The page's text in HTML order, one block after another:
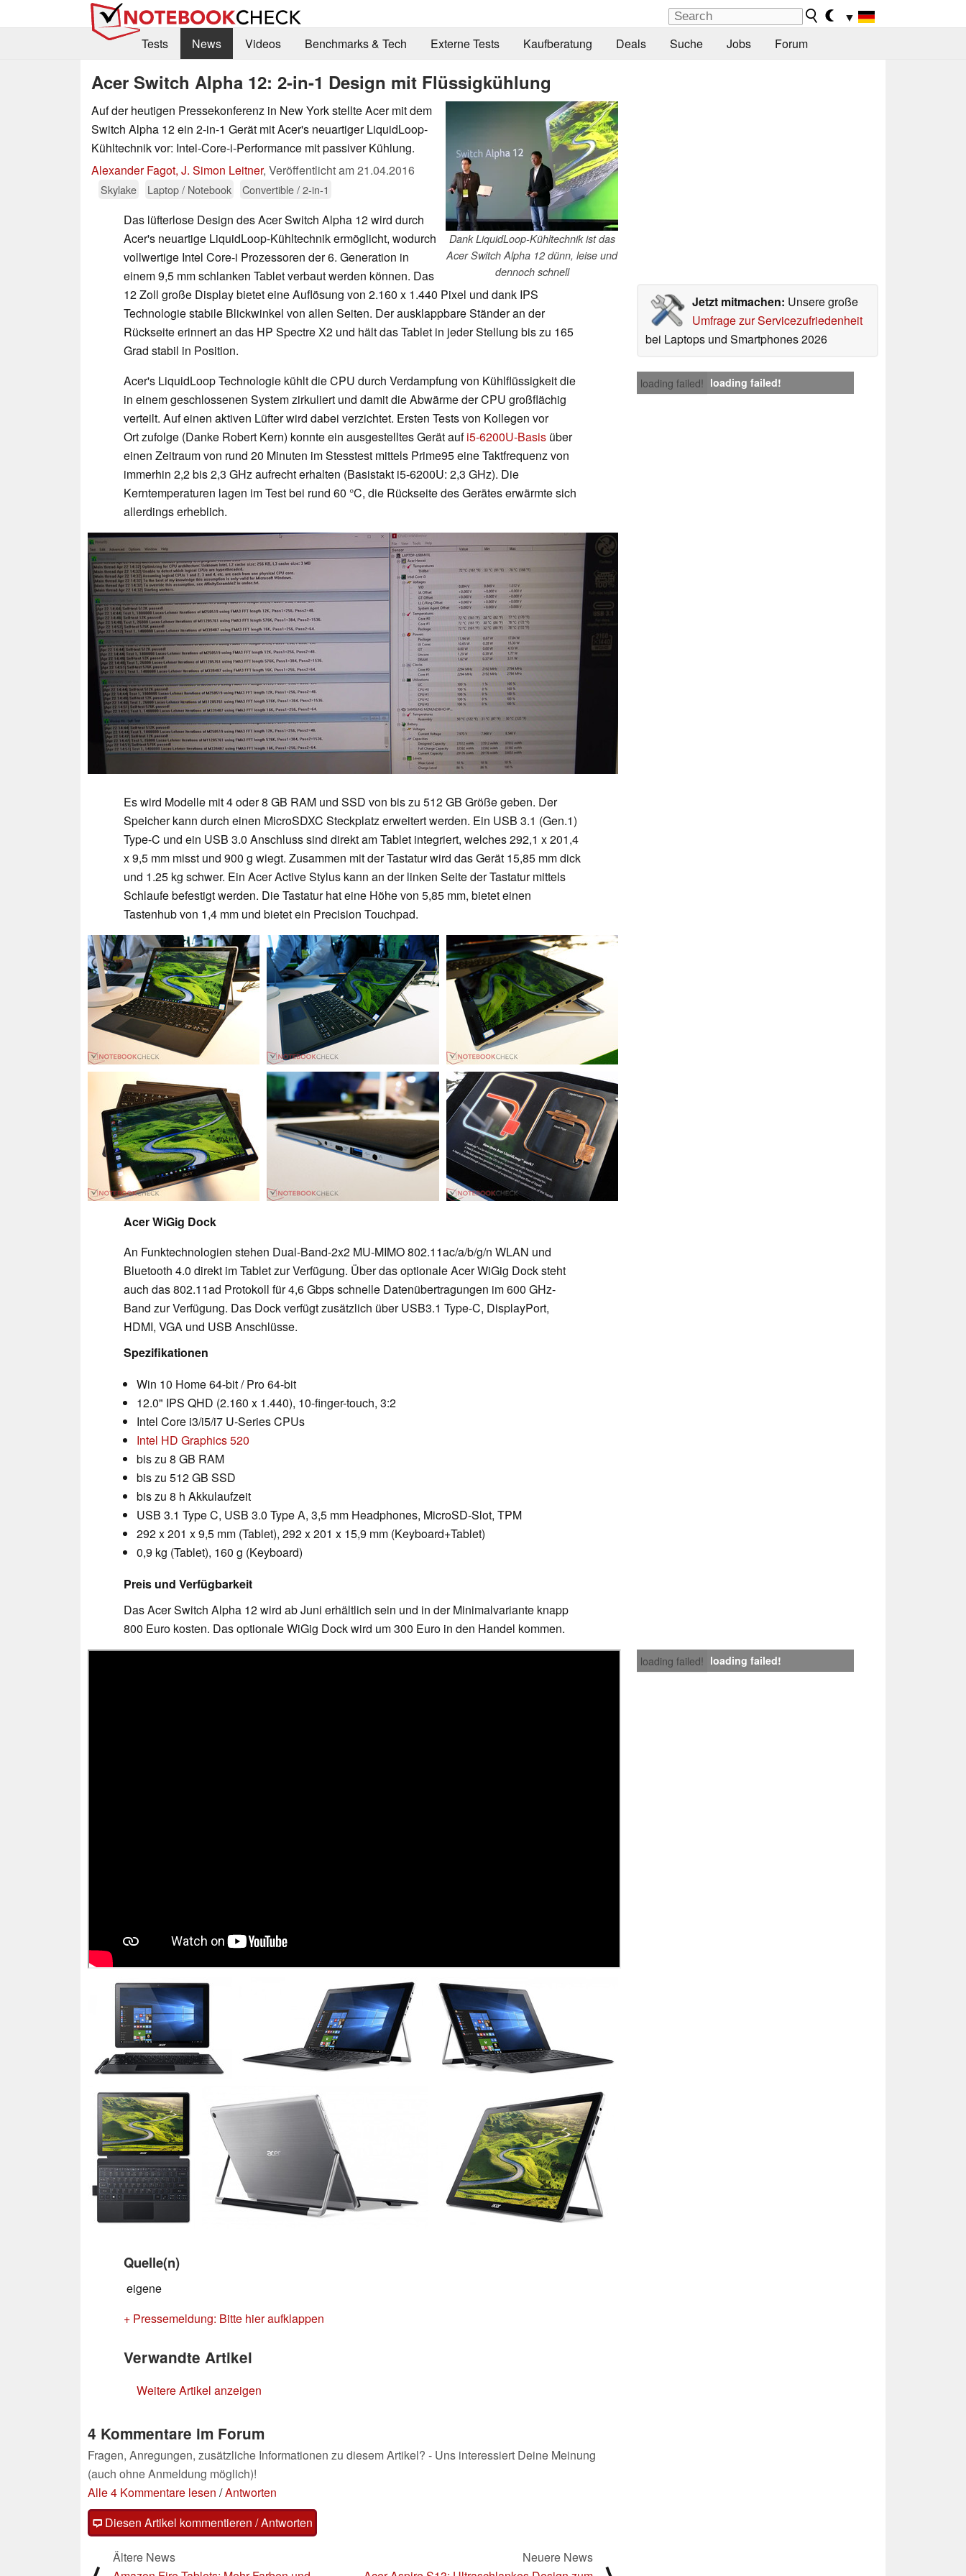
▼
Tests
News Videos Benchmarks & Tech Externe Tests Kaufberatung Deals Suche Jobs Forum
Acer Switch Alpha 12: 2-in-1 Design mit Flüssigkühlung
Dank LiquidLoop-Kühltechnik ist das
Acer Switch Alpha 12 dünn, leise und
dennoch schnell
Auf der heutigen Pressekonferenz in New York stellte Acer mit dem
Switch Alpha 12 ein 2-in-1 Gerät mit Acer's neuartiger LiquidLoop-
Kühltechnik vor: Intel-Core-i-Performance mit passiver Kühlung.
Alexander Fagot, J. Simon Leitner, Veröffentlicht am21.04.2016
Skylake Laptop / Notebook Convertible / 2-in-1
Jetzt mitmachen: Unsere große
Umfrage zur Servicezufriedenheit
bei Laptops und Smartphones 2026
Das lüfterlose Design des Acer Switch Alpha 12 wird durch
Acer's neuartige LiquidLoop-Kühltechnik ermöglicht, wodurch
vollwertige Intel Core-i Prozessoren der 6. Generation in
einem 9,5 mm schlanken Tablet verbaut werden können. Das
12 Zoll große Display bietet eine Auflösung von 2.160 x 1.440 Pixel und dank IPS
Technologie stabile Blickwinkel von allen Seiten. Der ausklappbare Ständer an der
Rückseite erinnert an das HP Spectre X2 und hält das Tablet in jeder Stellung bis zu 165
Grad stabil in Position.
loading failed! loading failed!
Acer's LiquidLoop Technologie kühlt die CPU durch Verdampfung von Kühlflüssigkeit die
in einem geschlossenen System zirkuliert und damit die Abwärme der CPU großflächig
verteilt. Auf einen aktiven Lüfter wird dabei verzichtet. Ersten Tests von Kollegen vor
Ortzufolge (Danke Robert Kern) konnte ein ausgestelltes Gerät aufi5-6200U-Basis über
einen Zeitraum von rund 20 Minuten im Stesstest mittels Prime95 eine Taktfrequenz von
immerhin 2,2 bis 2,3 GHz aufrecht erhalten (Basistakt i5-6200U: 2,3 GHz). Die
Kerntemperaturen lagen im Test bei rund 60 °C, die Rückseite des Gerätes erwärmte sich
allerdings erheblich.
Es wird Modelle mit 4 oder 8 GB RAM und SSD von bis zu 512 GB Größe geben. Der
Speicher kann durch einen MicroSDXC Steckplatz erweitert werden. Ein USB 3.1 (Gen.1)
Type-C und ein USB 3.0 Anschluss sind direkt am Tablet integriert, welches 292,1 x 201,4
x 9,5 mm misst und 900 g wiegt. Zusammen mit der Tastatur wird das Gerät 15,85 mm dick
und 1.25 kg schwer. Ein Acer Active Stylus kann an der linken Seite der Tastatur mittels
Schlaufe befestigt werden. Die Tastatur hat eine Höhe von 5,85 mm, bietet einen
Tastenhub von 1,4 mm und bietet ein Precision Touchpad.
Acer WiGig Dock
An Funktechnologien stehen Dual-Band-2x2 MU-MIMO 802.11ac/a/b/g/n WLAN und
Bluetooth 4.0 direkt im Tablet zur Verfügung. Über das optionale Acer WiGig Dock steht
auch das 802.11ad Protokoll für 4,6 Gbps schnelle Datenübertragungen im 600 GHz-
Band zur Verfügung. Das Dock verfügt zusätzlich über USB3.1 Type-C, DisplayPort,
HDMI, VGA und USB Anschlüsse.
Spezifikationen
Win 10 Home 64-bit / Pro 64-bit
12.0" IPS QHD (2.160 x 1.440), 10-finger-touch, 3:2
Intel Core i3/i5/i7 U-Series CPUs
Intel HD Graphics 520
bis zu 8 GB RAM
bis zu 512 GB SSD
bis zu 8 h Akkulaufzeit
USB 3.1 Type C, USB 3.0 Type A, 3,5 mm Headphones, MicroSD-Slot, TPM
292 x 201 x 9,5 mm (Tablet), 292 x 201 x 15,9 mm (Keyboard+Tablet)
0,9 kg (Tablet), 160 g (Keyboard)
Preis und Verfügbarkeit
Das Acer Switch Alpha 12 wird ab Juni erhältlich sein und in der Minimalvariante knapp
800 Euro kosten. Das optionale WiGig Dock wird um 300 Euro in den Handel kommen.
loading failed! loading failed!
Quelle(n)
eigene
+ Pressemeldung: Bitte hier aufklappen
Verwandte Artikel
Weitere Artikel anzeigen
4 Kommentare im Forum
Fragen, Anregungen, zusätzliche Informationen zu diesem Artikel? - Uns interessiert Deine Meinung
(auch ohne Anmeldung möglich)!
Alle 4 Kommentare lesen /Antworten
Diesen Artikel kommentieren / Antworten
Ältere News
Neuere News